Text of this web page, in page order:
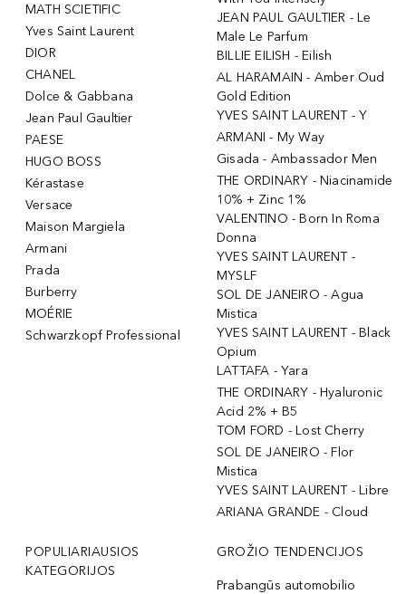
MATH SCIETIFIC
Yves Saint Laurent
DIOR
CHANEL
Dolce & Gabbana
Jean Paul Gaultier
PAESE
HUGO BOSS
Kérastase
Versace
Maison Margiela
Armani
Prada
Burberry
MOÉRIE
Schwarzkopf Professional
JEAN PAUL GAULTIER - Le
Male Le Parfum
BILLIE EILISH - Eilish
AL HARAMAIN - Amber Oud
Gold Edition
YVES SAINT LAURENT - Y
ARMANI - My Way
Gisada - Ambassador Men
THE ORDINARY - Niacinamide
10% + Zinc 1%
VALENTINO - Born In Roma
Donna
YVES SAINT LAURENT -
MYSLF
SOL DE JANEIRO - Agua
Mistica
YVES SAINT LAURENT - Black
Opium
LATTAFA - Yara
THE ORDINARY - Hyaluronic
Acid 2% + B5
TOM FORD - Lost Cherry
SOL DE JANEIRO - Flor
Mistica
YVES SAINT LAURENT - Libre
ARIANA GRANDE - Cloud
POPULIARIAUSIOS
KATEGORIJOS
GROŽIO TENDENCIJOS
Prabangūs automobilio